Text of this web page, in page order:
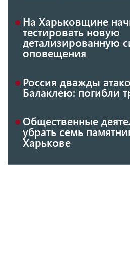
На Харьковщине
тестировать новую
детализированную
оповещения
Россия дважды
Балаклею: погибли
Общественные
убрать семь
Харькове